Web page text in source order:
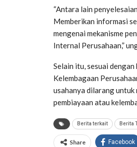
“Antara lain
Memberikan informasi
mengenai mekanisme
Internal Perusahaan,”
Selain itu, sesuai
Kelembagaan
usahanya dilarang untuk
pembiayaan atau
Berita terkait Berita
Share Facebook